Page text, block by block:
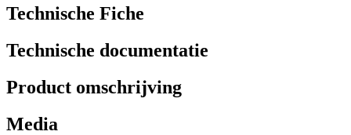
Technische Fiche
Technische documentatie
Product omschrijving
Media